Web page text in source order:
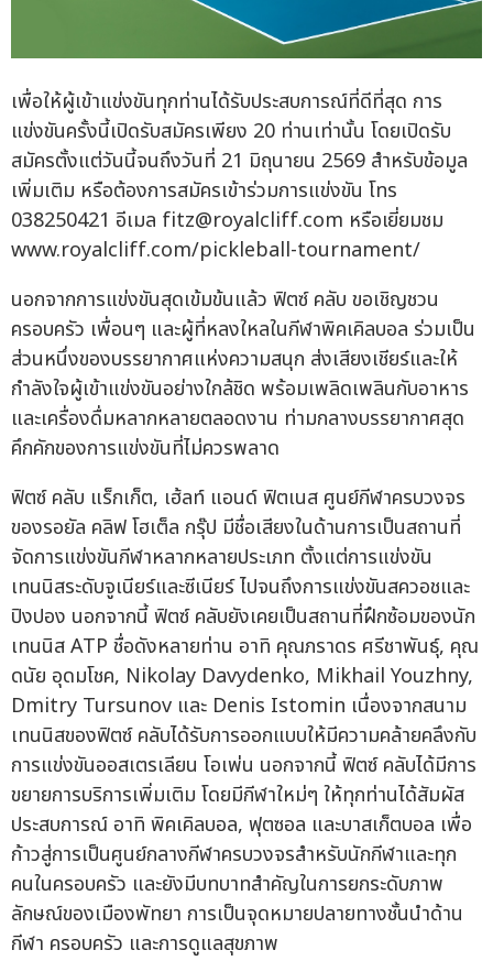
เพื่อให้ผู้เข้าแข่งขันทุกท่านได้รับประสบการณ์ที่ดีที่สุด การ
แข่งขันครั้งนี้เปิดรับสมัครเพียง 20 ท่านเท่านั้น โดยเปิดรับ
สมัครตั้งแต่วันนี้จนถึงวันที่ 21 มิถุนายน 2569 สำหรับข้อมูล
เพิ่มเติม หรือต้องการสมัครเข้าร่วมการแข่งขัน โทร
038250421 อีเมล fitz@royalcliff.com หรือเยี่ยมชม
www.royalcliff.com/pickleball-tournament/
นอกจากการแข่งขันสุดเข้มข้นแล้ว ฟิตซ์ คลับ ขอเชิญชวน
ครอบครัว เพื่อนๆ และผู้ที่หลงใหลในกีฬาพิคเคิลบอล ร่วมเป็น
ส่วนหนึ่งของบรรยากาศแห่งความสนุก ส่งเสียงเชียร์และให้
กำลังใจผู้เข้าแข่งขันอย่างใกล้ชิด พร้อมเพลิดเพลินกับอาหาร
และเครื่องดื่มหลากหลายตลอดงาน ท่ามกลางบรรยากาศสุด
คึกคักของการแข่งขันที่ไม่ควรพลาด
ฟิตซ์ คลับ แร็กเก็ต, เฮ้ลท์ แอนด์ ฟิตเนส ศูนย์กีฬาครบวงจร
ของรอยัล คลิฟ โฮเต็ล กรุ๊ป มีชื่อเสียงในด้านการเป็นสถานที่
จัดการแข่งขันกีฬาหลากหลายประเภท ตั้งแต่การแข่งขัน
เทนนิสระดับจูเนียร์และซีเนียร์ ไปจนถึงการแข่งขันสควอชและ
ปิงปอง นอกจากนี้ ฟิตซ์ คลับยังเคยเป็นสถานที่ฝึกซ้อมของนัก
เทนนิส ATP ชื่อดังหลายท่าน อาทิ คุณภราดร ศรีชาพันธุ์, คุณ
ดนัย อุดมโชค, Nikolay Davydenko, Mikhail Youzhny,
Dmitry Tursunov และ Denis Istomin เนื่องจากสนาม
เทนนิสของฟิตซ์ คลับได้รับการออกแบบให้มีความคล้ายคลึงกับ
การแข่งขันออสเตรเลียน โอเพ่น นอกจากนี้ ฟิตซ์ คลับได้มีการ
ขยายการบริการเพิ่มเติม โดยมีกีฬาใหม่ๆ ให้ทุกท่านได้สัมผัส
ประสบการณ์ อาทิ พิคเคิลบอล, ฟุตซอล และบาสเก็ตบอล เพื่อ
ก้าวสู่การเป็นศูนย์กลางกีฬาครบวงจรสำหรับนักกีฬาและทุก
คนในครอบครัว และยังมีบทบาทสำคัญในการยกระดับภาพ
ลักษณ์ของเมืองพัทยา การเป็นจุดหมายปลายทางชั้นนำด้าน
กีฬา ครอบครัว และการดูแลสุขภาพ